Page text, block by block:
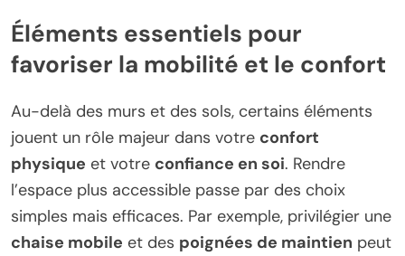
Éléments essentiels pour
favoriser la mobilité et le confort
Au-delà des murs et des sols, certains éléments
jouent un rôle majeur dans votre confort
physique et votre confiance en soi. Rendre
l’espace plus accessible passe par des choix
simples mais efficaces. Par exemple, privilégier une
chaise mobile et des poignées de maintien peut